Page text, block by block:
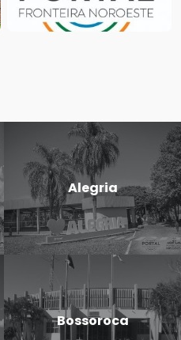
Alegria
Bossoroca